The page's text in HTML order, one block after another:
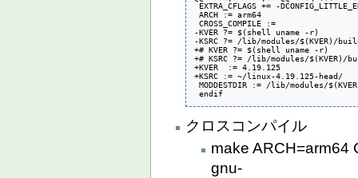
EXTRA_CFLAGS += -
ARCH := arm64
CROSS_COMPILE :=
-KVER ?= $(shell uname -r)
-KSRC ?= /lib/modules/$(KVER)/
+# KVER ?= $(shell uname -r)
+# KSRC ?= /lib/modules/$(KVER)/
+KVER  := 4.19.125
+KSRC := ~/linux-4.19.125-head/
MODDESTDIR := /lib/modules/
クロスコンパイル
make ARCH=arm64
gnu-